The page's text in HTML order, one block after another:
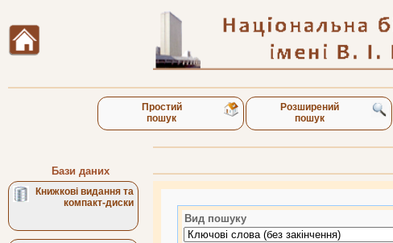
Простий
пошук
Розширений
пошук
Бази даних
Книжкові видання та
компакт-диски
Вид пошуку